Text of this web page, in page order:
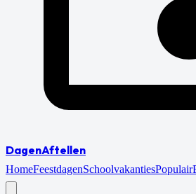
DagenAftellen
HomeFeestdagenSchoolvakantiesPopulair